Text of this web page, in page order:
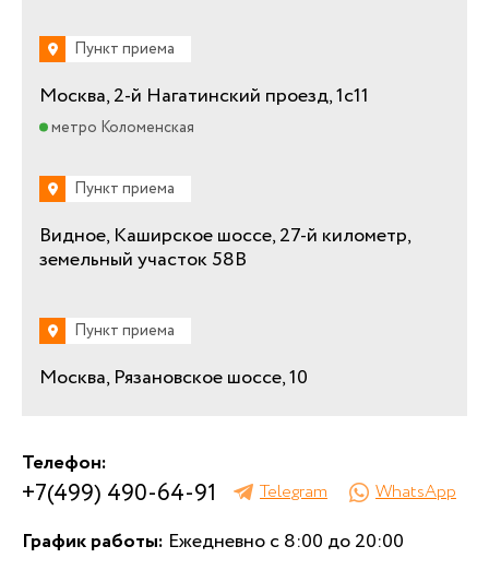
Пункт приема
Москва, 2-й Нагатинский проезд, 1с11
метро Коломенская
Пункт приема
Видное, Каширское шоссе, 27-й километр,
земельный участок 58В
Пункт приема
Москва, Рязановское шоссе, 10
Телефон:
+7(499) 490-64-91 Telegram WhatsApp
График работы: Ежедневно с 8:00 до 20:00